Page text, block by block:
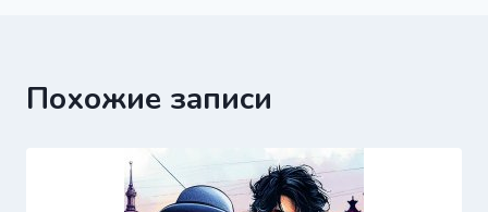
Похожие записи